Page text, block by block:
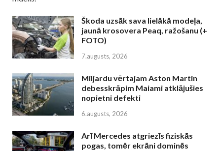
Škoda uzsāk sava lielākā modeļa,
jaunā krosovera Peaq, ražošanu (+
FOTO)
7.augusts, 2026
Miljardu vērtajam Aston Martin
debesskrāpim Maiami atklājušies
nopietni defekti
6.augusts, 2026
Arī Mercedes atgriezīs fiziskās
pogas, tomēr ekrāni dominēs